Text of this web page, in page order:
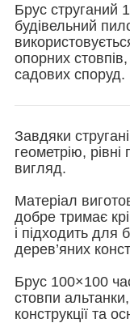
Брус струганий
будівельний
опорних стовпів,
садових споруд.
Завдяки
геометрію, рівні
вигляд.
Матеріал
добре тримає
і підходить для
дерев’яних
Брус 100×100
стовпи альтанки,
конструкції та